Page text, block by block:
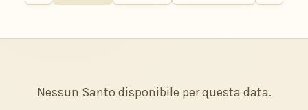
Nessun Santo disponibile per questa data.